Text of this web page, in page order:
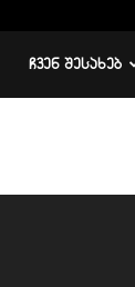
ᲩᲕᲔᲜ ᲨᲔᲡᲐᲮᲔᲑ